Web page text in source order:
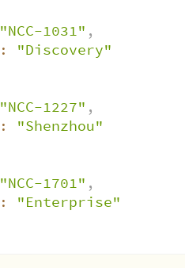
"NCC-1031" ,
:
"Discovery"
"NCC-1227" ,
:
"Shenzhou"
"NCC-1701" ,
:
"Enterprise"